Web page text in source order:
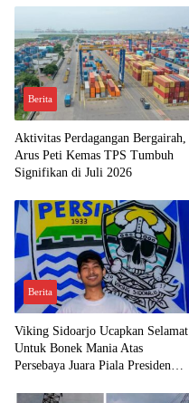
Berita
Aktivitas Perdagangan Bergairah,
Arus Peti Kemas TPS Tumbuh
Signifikan di Juli 2026
Berita
Viking Sidoarjo Ucapkan Selamat
Untuk Bonek Mania Atas
Persebaya Juara Piala Presiden